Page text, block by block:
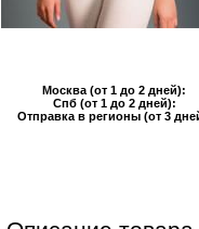
Москва (от 1 до 2 дней):
Спб (от 1 до 2 дней):
Отправка в регионы (от 3